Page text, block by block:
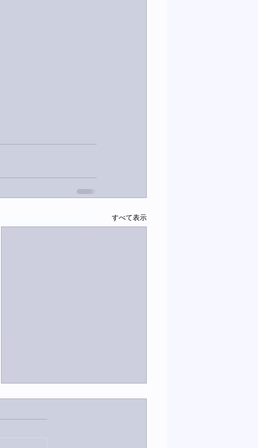
すべて表示